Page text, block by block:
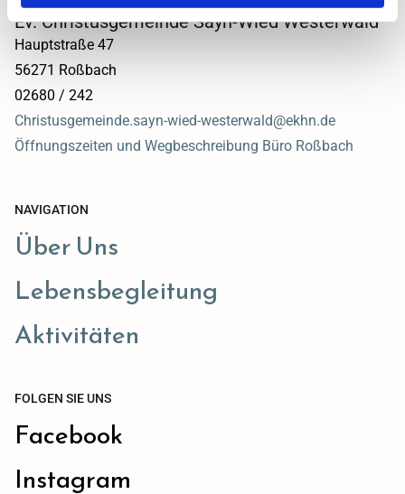
Ev. Christusgemeinde Sayn-Wied Westerwald
Hauptstraße 47
56271 Roßbach
02680 / 242
Christusgemeinde.sayn-wied-westerwald@ekhn.de
Öffnungszeiten und Wegbeschreibung Büro Roßbach
NAVIGATION
Über Uns
Lebensbegleitung
Aktivitäten
FOLGEN SIE UNS
Facebook
Instagram